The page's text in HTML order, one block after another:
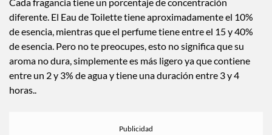
Cada fragancia tiene un porcentaje de concentración
diferente. El Eau de Toilette tiene aproximadamente el 10%
de esencia, mientras que el perfume tiene entre el 15 y 40%
de esencia. Pero no te preocupes, esto no significa que su
aroma no dura, simplemente es más ligero ya que contiene
entre un 2 y 3% de agua y tiene una duración entre 3 y 4